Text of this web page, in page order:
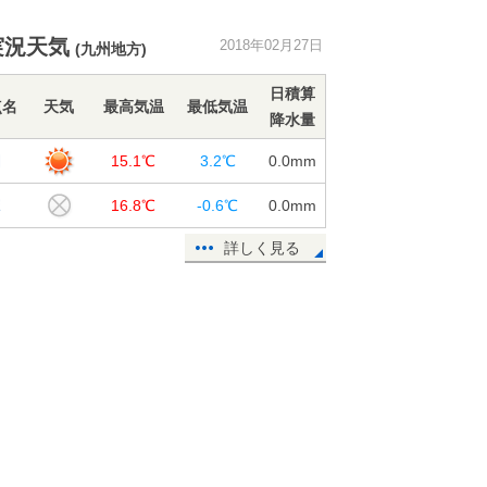
インフルエンザ まだ油断せず
27日16:09
北海道 大荒れ前に対策を
27日12:31
週間 1日荒天 南風で気温上昇
況天気 (九州地方) 2018年02月27日
天気 最高気温 最低気温
日積算
降水量
15.1℃ 3.2℃ 0.0mm
16.8℃ -0.6℃ 0.0mm
詳しく見る